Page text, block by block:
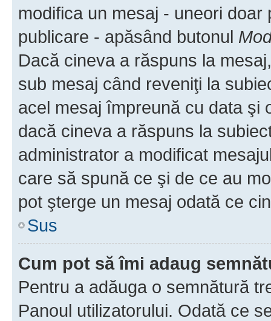
modifica un mesaj - uneori
publicare - apăsând butonul
Dacă cineva a răspuns la
sub mesaj când reveniţi la
acel mesaj împreună cu data şi
dacă cineva a răspuns la
administrator a modificat
care să spună ce şi de ce au
pot şterge un mesaj odată ce
Sus
Cum pot să îmi adaug
Pentru a adăuga o semnătură
Panoul utilizatorului. Odată ce